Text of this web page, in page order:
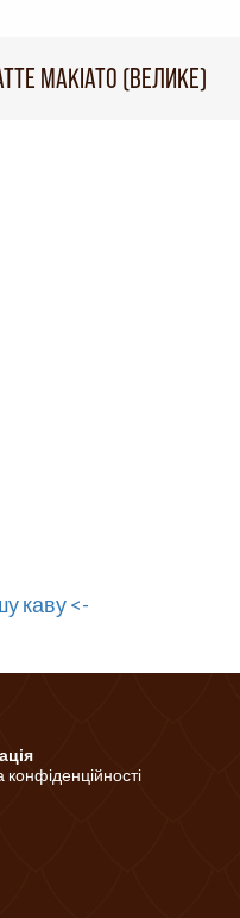
МАКІАТО (ВЕЛИКЕ)
каву <-
конфіденційності